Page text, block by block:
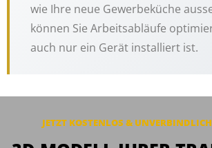
wie Ihre neue Gewerbeküche
können Sie Arbeitsabläufe
auch nur ein Gerät installiert ist.
JETZT KOSTENLOS & UNVERBINDLICH